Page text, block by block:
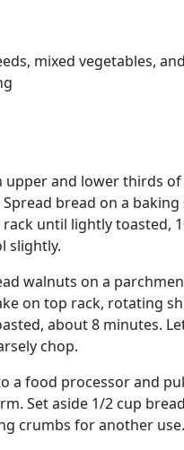
mixed vegetables,
upper and lower thirds of
bread on a baking
until lightly toasted,
slightly.
walnuts on a
on top rack, rotating
about 8 minutes.
chop.
a food processor and
Set aside 1/2 cup
crumbs for another use.